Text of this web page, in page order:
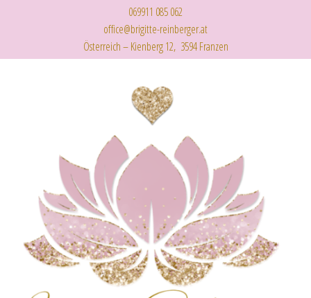
069911 085 062
office@brigitte-reinberger.at
Österreich – Kienberg 12, 3594 Franzen